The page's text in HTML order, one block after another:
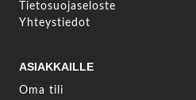
Tietosuojaseloste
Yhteystiedot
ASIAKKAILLE
Oma tili